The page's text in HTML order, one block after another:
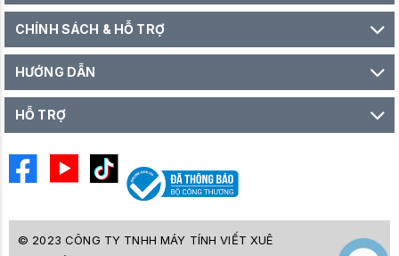
CHÍNH SÁCH & HỖ TRỢ
HƯỚNG DẪN
HỖ TRỢ
© 2023 CÔNG TY TNHH MÁY TÍNH VIẾT XUÊ